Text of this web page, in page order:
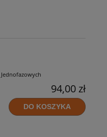
94,00 zł
DO KOSZYKA